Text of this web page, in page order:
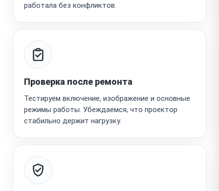
работала без конфликтов.
Проверка после ремонта
Тестируем включение, изображение и основные
режимы работы. Убеждаемся, что проектор
стабильно держит нагрузку.